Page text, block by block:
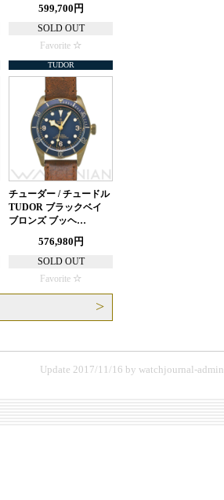
599,700円
SOLD OUT
Favorite
TUDOR
チューダー / チュードル
TUDOR ブラックベイ
ブロンズ ブッヘ…
576,980円
SOLD OUT
Favorite
Update 2017/11/16 by watchjournal-admin